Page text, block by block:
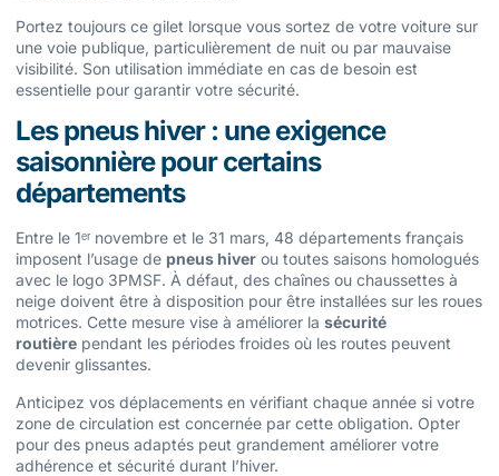
Portez toujours ce gilet lorsque vous sortez de votre voiture sur
une voie publique, particulièrement de nuit ou par mauvaise
visibilité. Son utilisation immédiate en cas de besoin est
essentielle pour garantir votre sécurité.
Les pneus hiver : une exigence
saisonnière pour certains
départements
Entre le 1ᵉʳ novembre et le 31 mars, 48 départements français
imposent l’usage de pneus hiver ou toutes saisons homologués
avec le logo 3PMSF. À défaut, des chaînes ou chaussettes à
neige doivent être à disposition pour être installées sur les roues
motrices. Cette mesure vise à améliorer la sécurité
routière pendant les périodes froides où les routes peuvent
devenir glissantes.
Anticipez vos déplacements en vérifiant chaque année si votre
zone de circulation est concernée par cette obligation. Opter
pour des pneus adaptés peut grandement améliorer votre
adhérence et sécurité durant l’hiver.